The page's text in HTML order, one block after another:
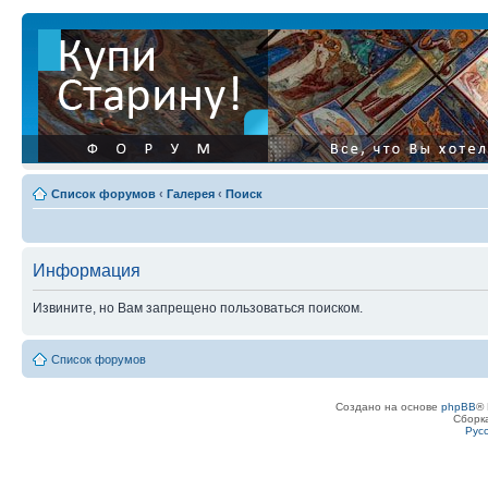
Список форумов ‹ Галерея ‹ Поиск
Информация
Извините, но Вам запрещено пользоваться поиском.
Список форумов
Создано на основе phpBB®